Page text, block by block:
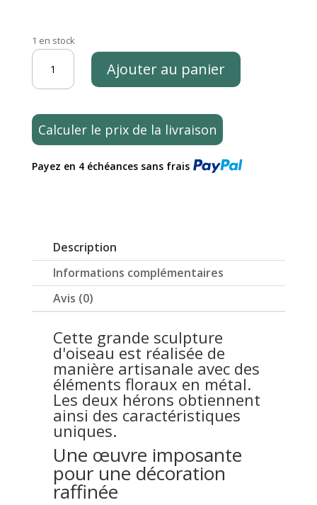
1 en stock
quantité
Sculpture
2
hérons
végétaux
300cm
(St37)
Ajouter au panier
Calculer le prix de la livraison
Payez en 4 échéances sans frais
Description
Informations complémentaires
Avis (0)
Cette grande sculpture
d'oiseau est réalisée de
manière artisanale avec des
éléments floraux en métal.
Les deux hérons obtiennent
ainsi des caractéristiques
uniques.
Une œuvre imposante
pour une décoration
raffinée